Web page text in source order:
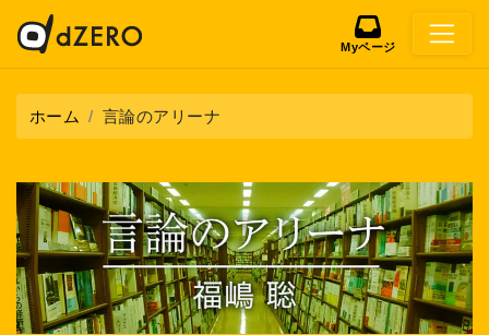
Myページ
ホーム 言論のアリーナ